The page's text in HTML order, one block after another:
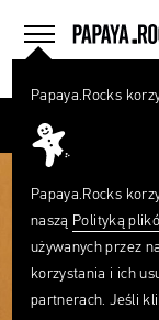
menu
home
Papaya.Rocks
Papaya.Rocks
naszą Polityką
używanych przez
korzystania i ich
partnerach. Jeśli
Czego
szukasz?